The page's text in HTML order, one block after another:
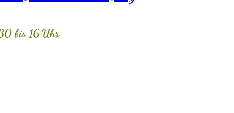
bis 16 Uhr